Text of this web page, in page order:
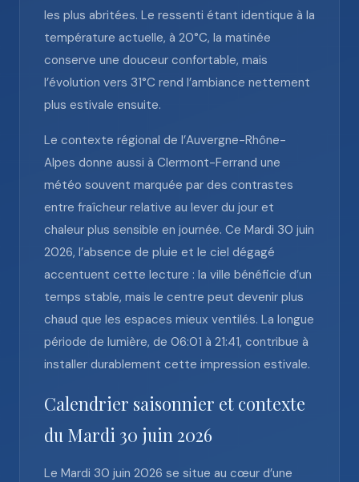
les plus abritées. Le ressenti étant identique à la
température actuelle, à 20°C, la matinée
conserve une douceur confortable, mais
l’évolution vers 31°C rend l’ambiance nettement
plus estivale ensuite.
Le contexte régional de l’Auvergne-Rhône-
Alpes donne aussi à Clermont-Ferrand une
météo souvent marquée par des contrastes
entre fraîcheur relative au lever du jour et
chaleur plus sensible en journée. Ce Mardi 30 juin
2026, l’absence de pluie et le ciel dégagé
accentuent cette lecture : la ville bénéficie d’un
temps stable, mais le centre peut devenir plus
chaud que les espaces mieux ventilés. La longue
période de lumière, de 06:01 à 21:41, contribue à
installer durablement cette impression estivale.
Calendrier saisonnier et contexte
du Mardi 30 juin 2026
Le Mardi 30 juin 2026 se situe au cœur d’une